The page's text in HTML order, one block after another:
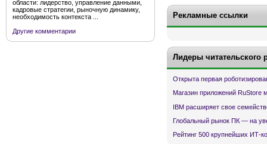
области: лидерство, управление данными,
кадровые стратегии, рыночную динамику,
необходимость контекста ...
Другие комментарии
Рекламные ссылки
Лидеры читательского
Открыта первая
Магазин приложений RuStore
IBM расширяет свое
Глобальный рынок ПК — на
Рейтинг 500 крупнейших ИТ-